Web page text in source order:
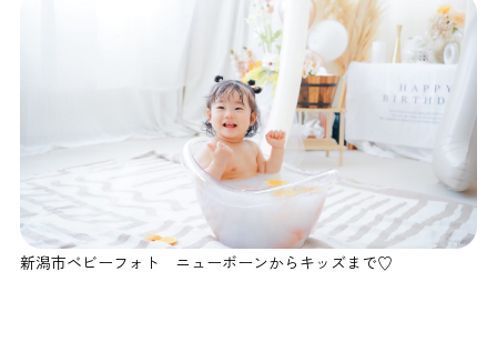
新潟市ベビーフォト ニューボーンからキッズまで♡